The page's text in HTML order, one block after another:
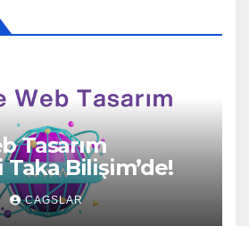
Tasarım
Bilişim’de!
CAGSLAR